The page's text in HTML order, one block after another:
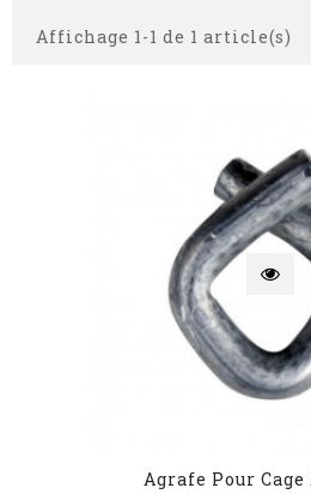
Affichage 1-1 de 1 article(s)
Agrafe Pour Cage